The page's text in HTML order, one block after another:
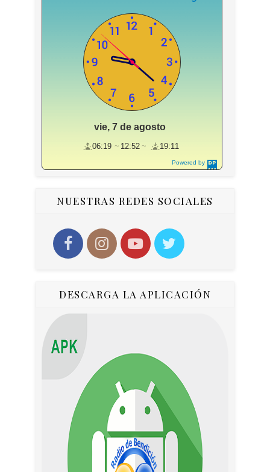
Powered by
DaysPedia.c
vie, 7 de agosto
06:19 12:52 19:11
NUESTRAS REDES SOCIALES
DESCARGA LA APLICACIÓN